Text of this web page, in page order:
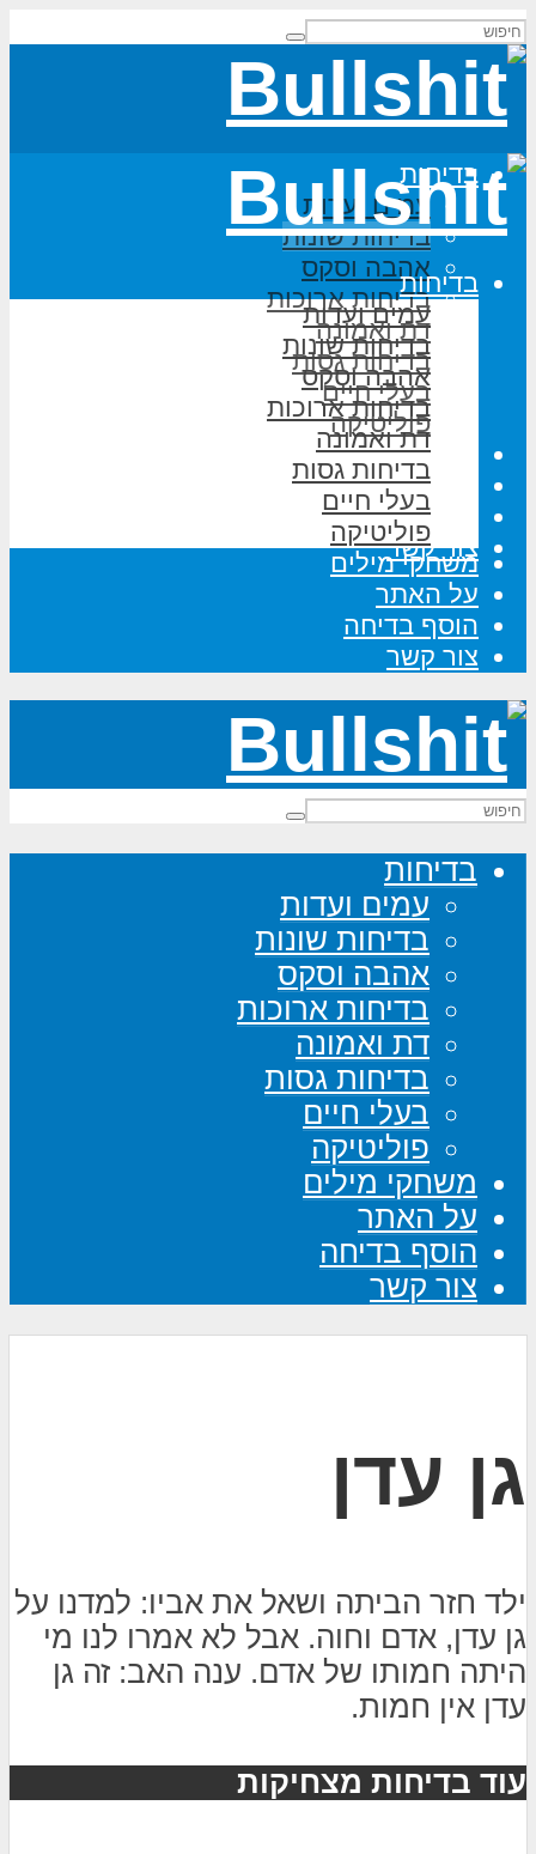
בדיחות
עמים ועדות
בדיחות שונות
אהבה וסקס
בדיחות ארוכות
דת ואמונה
בדיחות גסות
בעלי חיים
פוליטיקה
משחקי מילים
על האתר
הוסף בדיחה
צור קשר
בדיחות
עמים ועדות
בדיחות שונות
אהבה וסקס
בדיחות ארוכות
דת ואמונה
בדיחות גסות
בעלי חיים
פוליטיקה
משחקי מילים
על האתר
הוסף בדיחה
צור קשר
בדיחות
עמים ועדות
בדיחות שונות
אהבה וסקס
בדיחות ארוכות
דת ואמונה
בדיחות גסות
בעלי חיים
פוליטיקה
משחקי מילים
על האתר
הוסף בדיחה
צור קשר
גן עדן
ילד חזר הביתה ושאל את אביו: למדנו על
גן עדן, אדם וחוה. אבל לא אמרו לנו מי
היתה חמותו של אדם. ענה האב: זה גן
עדן אין חמות.
עוד בדיחות מצחיקות